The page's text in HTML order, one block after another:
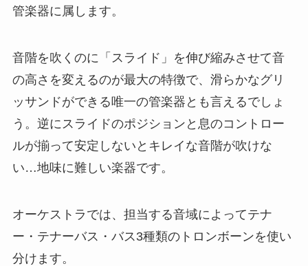
管楽器に属します。
音階を吹くのに「スライド」を伸び縮みさせて音
の高さを変えるのが最大の特徴で、滑らかなグリ
ッサンドができる唯一の管楽器とも言えるでしょ
う。逆にスライドのポジションと息のコントロー
ルが揃って安定しないとキレイな音階が吹けな
い…地味に難しい楽器です。
オーケストラでは、担当する音域によってテナ
ー・テナーバス・バス3種類のトロンボーンを使い
分けます。